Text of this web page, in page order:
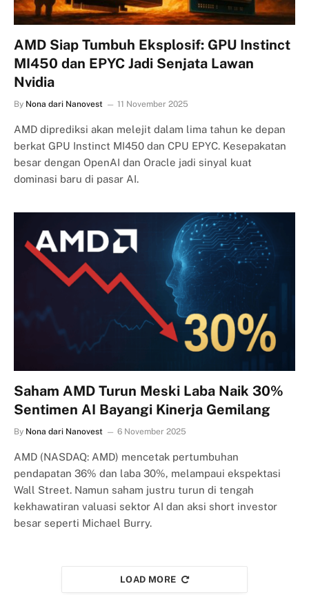
AMD Siap Tumbuh Eksplosif: GPU Instinct
MI450 dan EPYC Jadi Senjata Lawan
Nvidia
By Nona dari Nanovest 11 November 2025
AMD diprediksi akan melejit dalam lima tahun ke depan
berkat GPU Instinct MI450 dan CPU EPYC. Kesepakatan
besar dengan OpenAI dan Oracle jadi sinyal kuat
dominasi baru di pasar AI.
Saham AMD Turun Meski Laba Naik 30%
Sentimen AI Bayangi Kinerja Gemilang
By Nona dari Nanovest 6 November 2025
AMD (NASDAQ: AMD) mencetak pertumbuhan
pendapatan 36% dan laba 30%, melampaui ekspektasi
Wall Street. Namun saham justru turun di tengah
kekhawatiran valuasi sektor AI dan aksi short investor
besar seperti Michael Burry.
LOAD MORE